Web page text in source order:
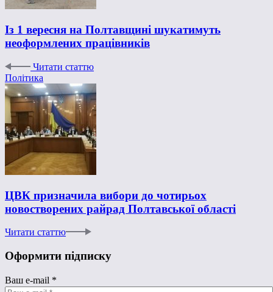
Із 1 вересня на Полтавщині шукатимуть
неоформлених працівників
Читати статтю
Політика
ЦВК призначила вибори до чотирьох
новостворених райрад Полтавської області
Читати статтю
Оформити підписку
Ваш e-mail *